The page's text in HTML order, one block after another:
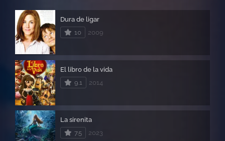
Dura de ligar
10
2009
El libro de la vida
9.1
2014
La sirenita
7.5
2023